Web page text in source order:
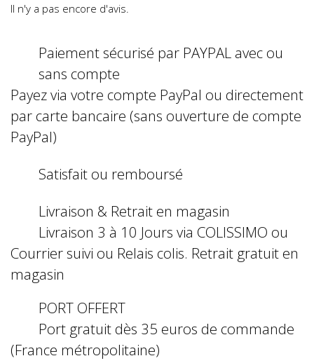
Il n'y a pas encore d'avis.
Paiement sécurisé par PAYPAL avec ou
sans compte
Payez via votre compte PayPal ou directement
par carte bancaire (sans ouverture de compte
PayPal)
Satisfait ou remboursé
Livraison & Retrait en magasin
Livraison 3 à 10 Jours via COLISSIMO ou
Courrier suivi ou Relais colis. Retrait gratuit en
magasin
PORT OFFERT
Port gratuit dès 35 euros de commande
(France métropolitaine)